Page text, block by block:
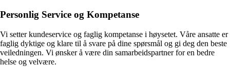
Personlig Service og Kompetanse
Vi setter kundeservice og faglig kompetanse i høysetet. Våre ansatte er
faglig dyktige og klare til å svare på dine spørsmål og gi deg den beste
veiledningen. Vi ønsker å være din samarbeidspartner for en bedre
helse og velvære.